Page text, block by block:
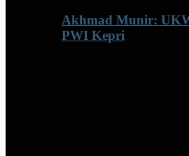
Akhmad Munir:
PWI Kepri